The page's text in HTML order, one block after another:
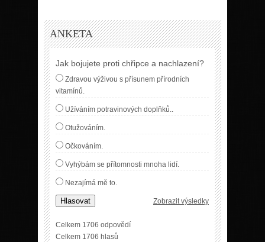
ANKETA
Jak bojujete proti chřipce a nachlazení?
Zdravou výživou s přísunem přírodních
vitamínů.
Užíváním potravinových doplňků..
Otužováním.
Očkováním.
Vyhýbám se přítomnosti mnoha lidí.
Nezajímá mě to.
Hlasovat Zobrazit výsledky
Celkem 1706 odpovědí
Celkem 1706 hlasů